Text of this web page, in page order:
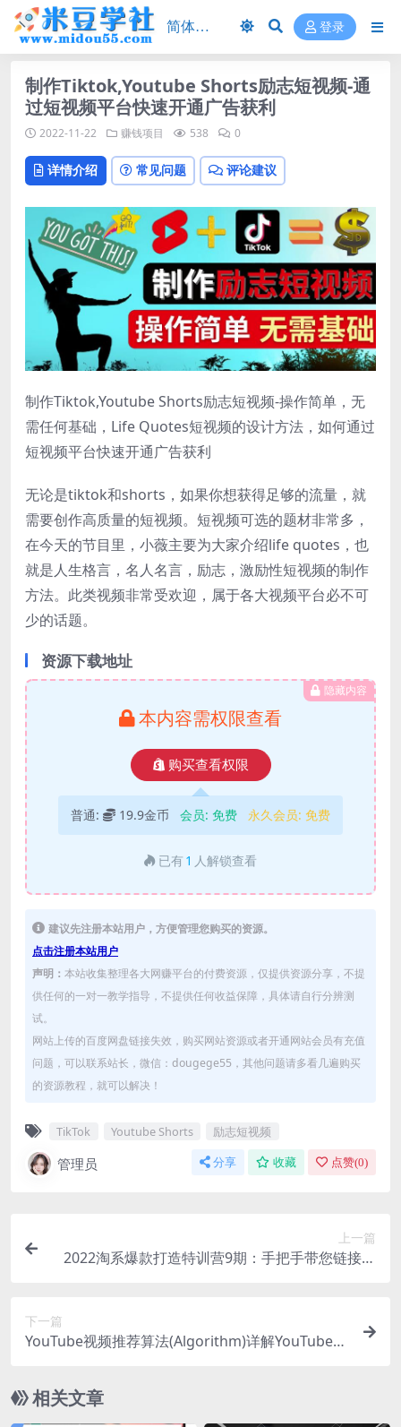
登录
制作Tiktok,Youtube Shorts励志短视频-通
过短视频平台快速开通广告获利
2022-11-22 赚钱项目 538 0
详情介绍 常见问题 评论建议
制作Tiktok,Youtube Shorts励志短视频-操作简单，无
需任何基础，Life Quotes短视频的设计方法，如何通过
短视频平台快速开通广告获利
无论是tiktok和shorts，如果你想获得足够的流量，就
需要创作高质量的短视频。短视频可选的题材非常多，
在今天的节目里，小薇主要为大家介绍life quotes，也
就是人生格言，名人名言，励志，激励性短视频的制作
方法。此类视频非常受欢迎，属于各大视频平台必不可
少的话题。
资源下载地址
隐藏内容
本内容需权限查看
购买查看权限
普通: 19.9金币 会员: 免费 永久会员: 免费
已有 1 人解锁查看
建议先注册本站用户，方便管理您购买的资源。
点击注册本站用户
声明： 本站收集整理各大网赚平台的付费资源，仅提供资源分享，不提
供任何的一对一教学指导，不提供任何收益保障，具体请自行分辨测
试。
网站上传的百度网盘链接失效，购买网站资源或者开通网站会员有充值
问题，可以联系站长，微信：dougege55，其他问题请多看几遍购买
的资源教程，就可以解决！
TikTok Youtube Shorts 励志短视频
管理员 分享 收藏 点赞(0)
上一篇
2022淘系爆款打造特训营9期：手把手带您链接起
下一篇
YouTube视频推荐算法(Algorithm)详解YouTube推
相关文章